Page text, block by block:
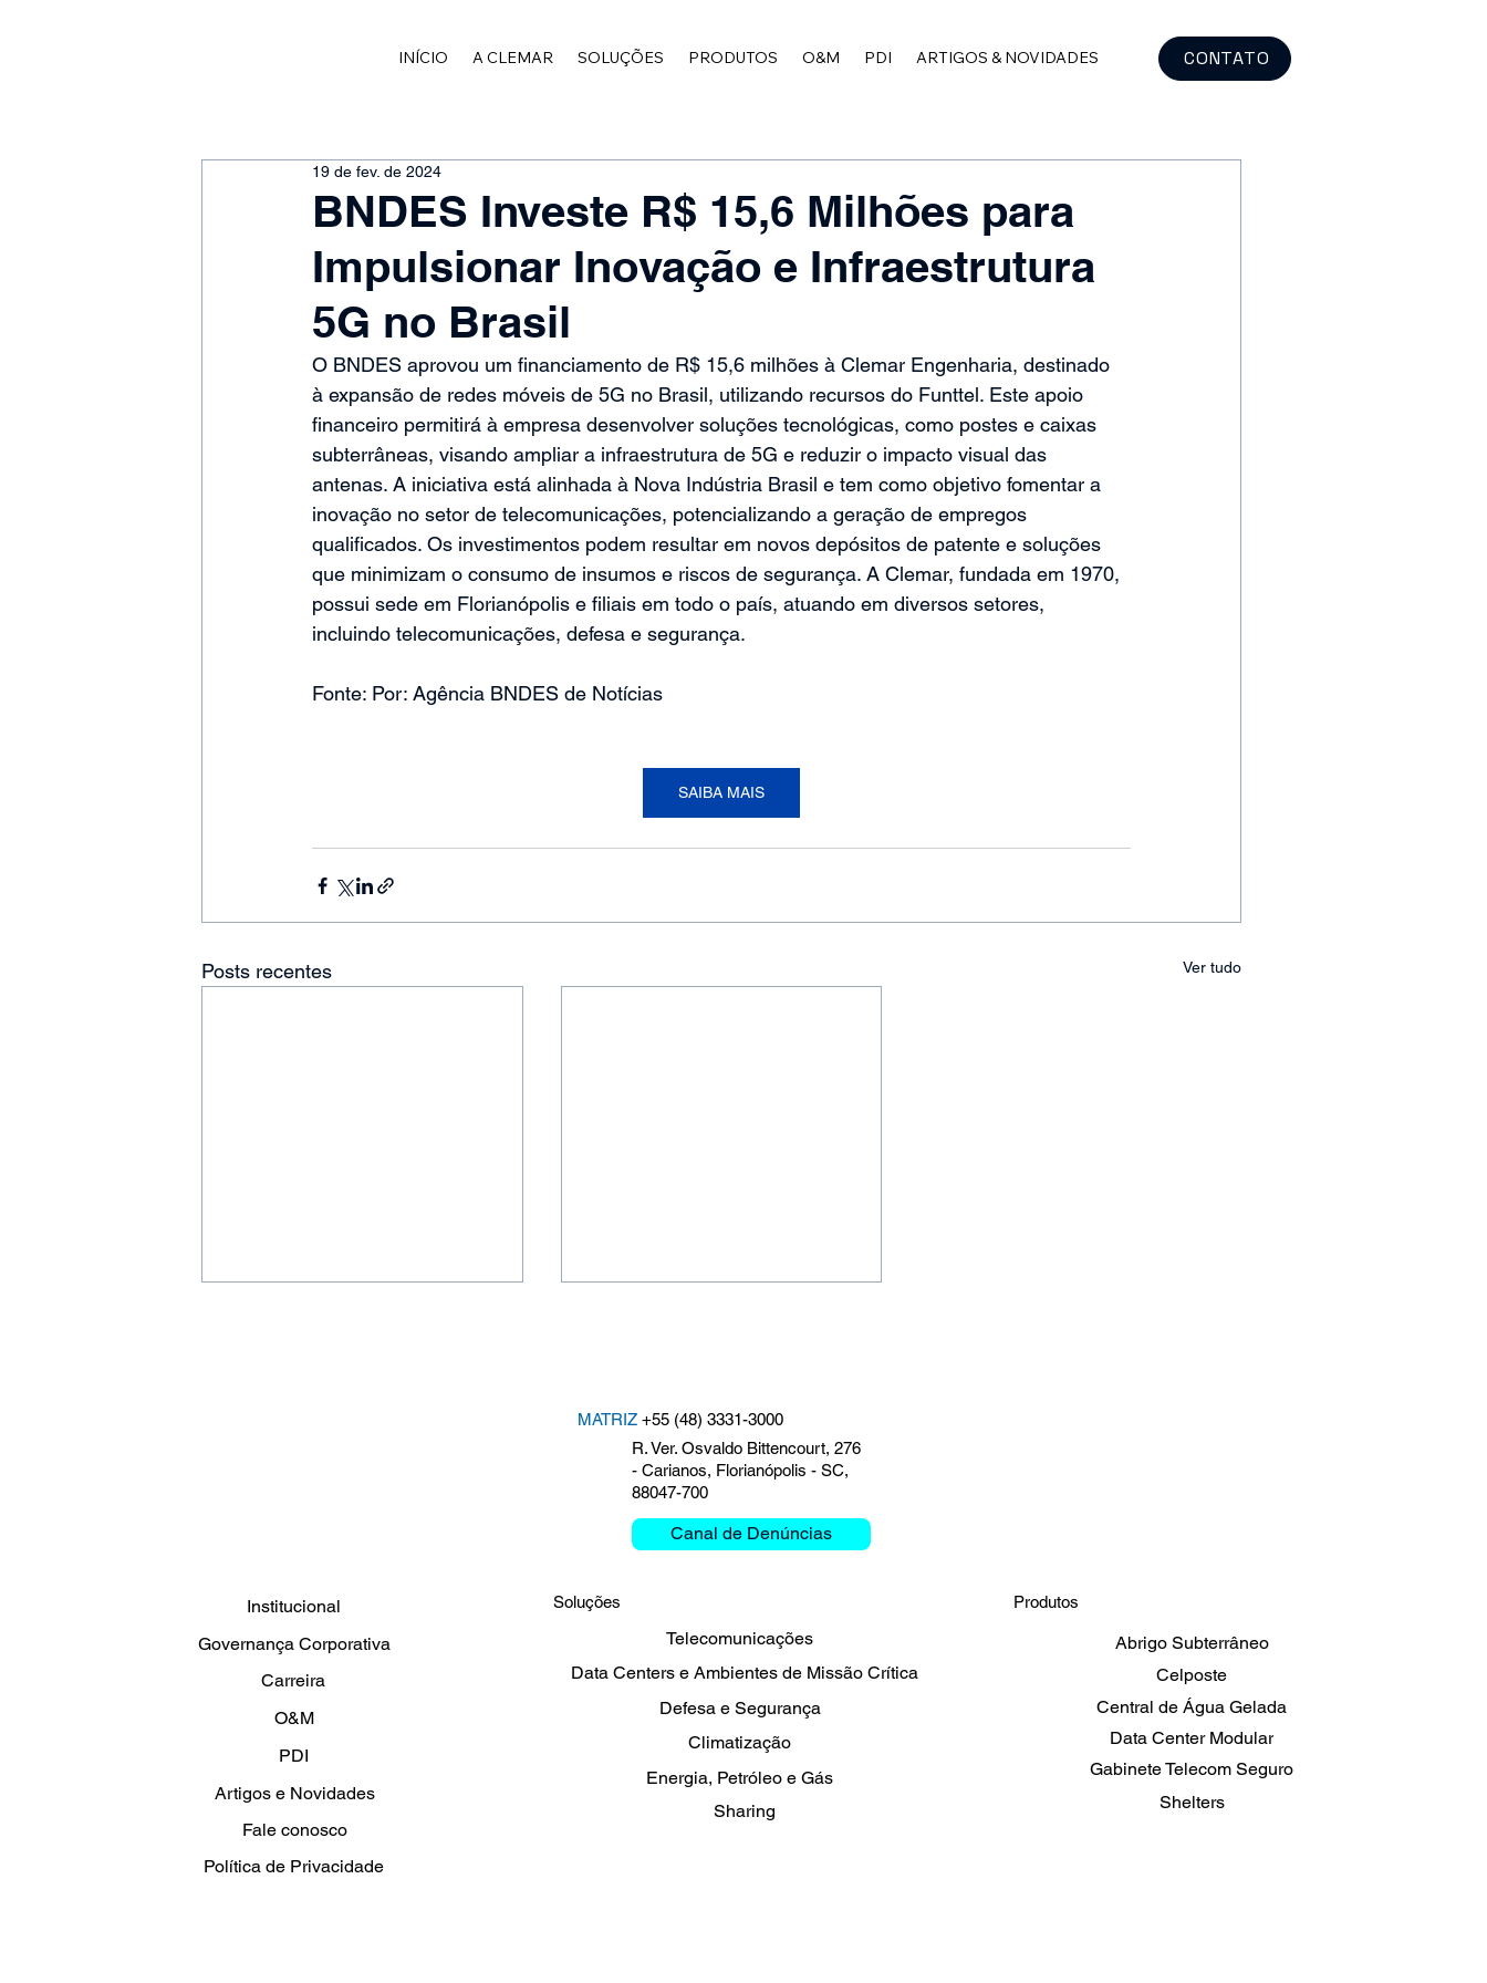
INÍCIO A CLEMAR SOLUÇÕES PRODUTOS O&M PDI ARTIGOS & NOVIDADES CONTATO
BNDES Investe R$ 15,6 Milhões para
Impulsionar Inovação e Infraestrutura
5G no Brasil
19 de fev. de 2024
O BNDES aprovou um financiamento de R$ 15,6 milhões à Clemar Engenharia, destinado
à expansão de redes móveis de 5G no Brasil, utilizando recursos do Funttel. Este apoio
financeiro permitirá à empresa desenvolver soluções tecnológicas, como postes e caixas
subterrâneas, visando ampliar a infraestrutura de 5G e reduzir o impacto visual das
antenas. A iniciativa está alinhada à Nova Indústria Brasil e tem como objetivo fomentar a
inovação no setor de telecomunicações, potencializando a geração de empregos
qualificados. Os investimentos podem resultar em novos depósitos de patente e soluções
que minimizam o consumo de insumos e riscos de segurança. A Clemar, fundada em 1970,
possui sede em Florianópolis e filiais em todo o país, atuando em diversos setores,
incluindo telecomunicações, defesa e segurança.
Fonte: Por: Agência BNDES de Notícias
SAIBA MAIS
Posts recentes Ver tudo
Funttel: Clemar Engenharia
obtém R$15 milhões para
investir em 5G
MATRIZ +55 (48) 3331-3000
R. Ver. Osvaldo Bittencourt, 276
- Carianos, Florianópolis - SC,
88047-700
Canal de Denúncias
Produtos
Abrigo Subterrâneo
Celposte
Central de Água Gelada
Data Center Modular
Gabinete Telecom Seguro
Shelters
Soluções
Telecomunicações
Data Centers e Ambientes de Missão Crítica
Defesa e Segurança
Climatização
Energia, Petróleo e Gás
Sharing
Institucional
Governança Corporativa
Carreira
O&M
Artigos e Novidades
PDI
Fale conosco
Política de Privacidade